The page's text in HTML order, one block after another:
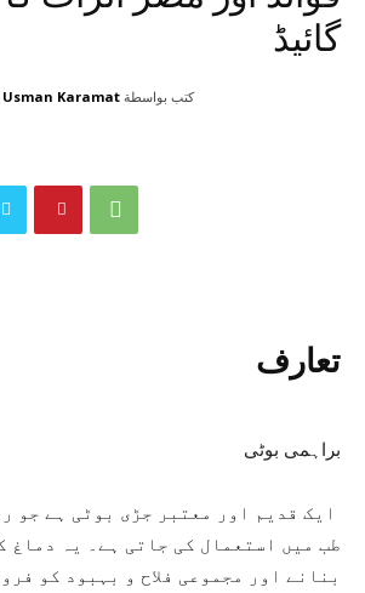
گائیڈ
كتب بواسطة Usman Karamat
تعارف
براہمی بوٹی
ایک قدیم اور معتبر جڑی بوٹی ہے جو
طب میں استعمال کی جاتی ہے۔ یہ دماغ
بنانے اور مجموعی فلاح و بہبود کو